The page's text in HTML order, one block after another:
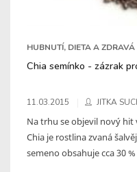
HUBNUTÍ, DIETA A
Chia semínko - zázrak
11.03.2015 JITKA
Na trhu se objevil nový hit
Chia je rostlina zvaná
semeno obsahuje cca 30